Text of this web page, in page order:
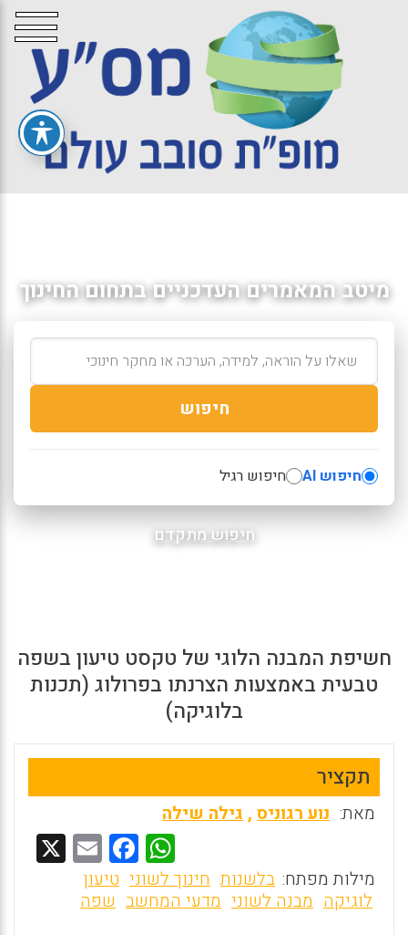
מיטב המאמרים העדכניים בתחום החינוך
חיפוש
חיפוש AI חיפוש רגיל
חיפוש מתקדם
חשיפת המבנה הלוגי של טקסט טיעון בשפה
טבעית באמצעות הצרנתו בפרולוג (תכנות
בלוגיקה)
תקציר
מאת: נוע רגוניס,גילה שילה
W
h
at
F
a
ce
E
m מילות מפתח: בלשנות חינוך לשוני טיעון
לוגיקה מבנה לשוני מדעי המחשב שפה